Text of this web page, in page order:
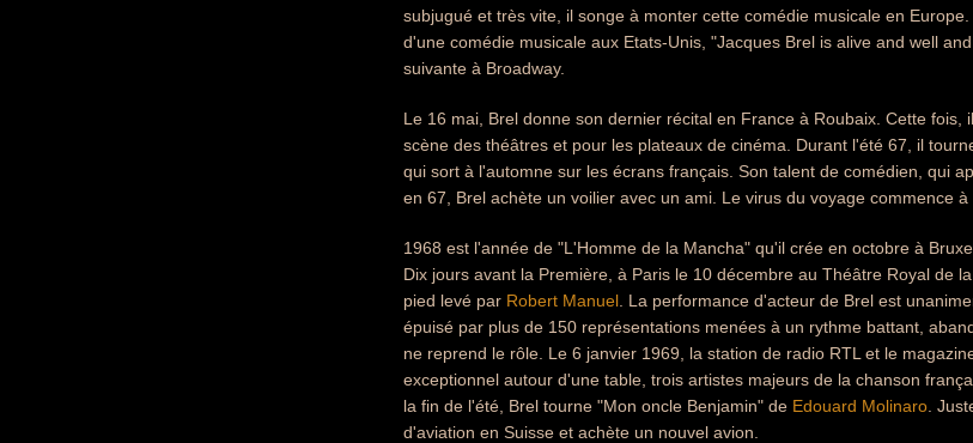
subjugué et très vite, il songe à monter cette comédie musicale en
d'une comédie musicale aux Etats-Unis, "Jacques Brel is alive and well and
suivante à Broadway.
Le 16 mai, Brel donne son dernier récital en France à Roubaix. Cette
scène des théâtres et pour les plateaux de cinéma. Durant l'été 67, il
qui sort à l'automne sur les écrans français. Son talent de comédien, qui
en 67, Brel achète un voilier avec un ami. Le virus du voyage commence à
1968 est l'année de "L'Homme de la Mancha" qu'il crée en octobre à
Dix jours avant la Première, à Paris le 10 décembre au Théâtre Royal de la
pied levé par Robert Manuel . La performance d'acteur de Brel est
épuisé par plus de 150 représentations menées à un rythme battant,
ne reprend le rôle. Le 6 janvier 1969, la station de radio RTL et le
exceptionnel autour d'une table, trois artistes majeurs de la chanson
la fin de l'été, Brel tourne "Mon oncle Benjamin" de Edouard Molinaro .
d'aviation en Suisse et achète un nouvel avion.